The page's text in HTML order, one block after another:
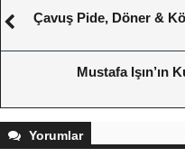
Çavuş Pide, Döner &
Mustafa Işın’ın
Yorumlar